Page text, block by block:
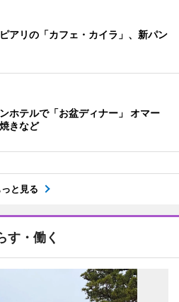
アリの「カフェ・カイラ」、新パン
ホテルで「お盆ディナー」 オマー
きなど
っと見る
す・働く